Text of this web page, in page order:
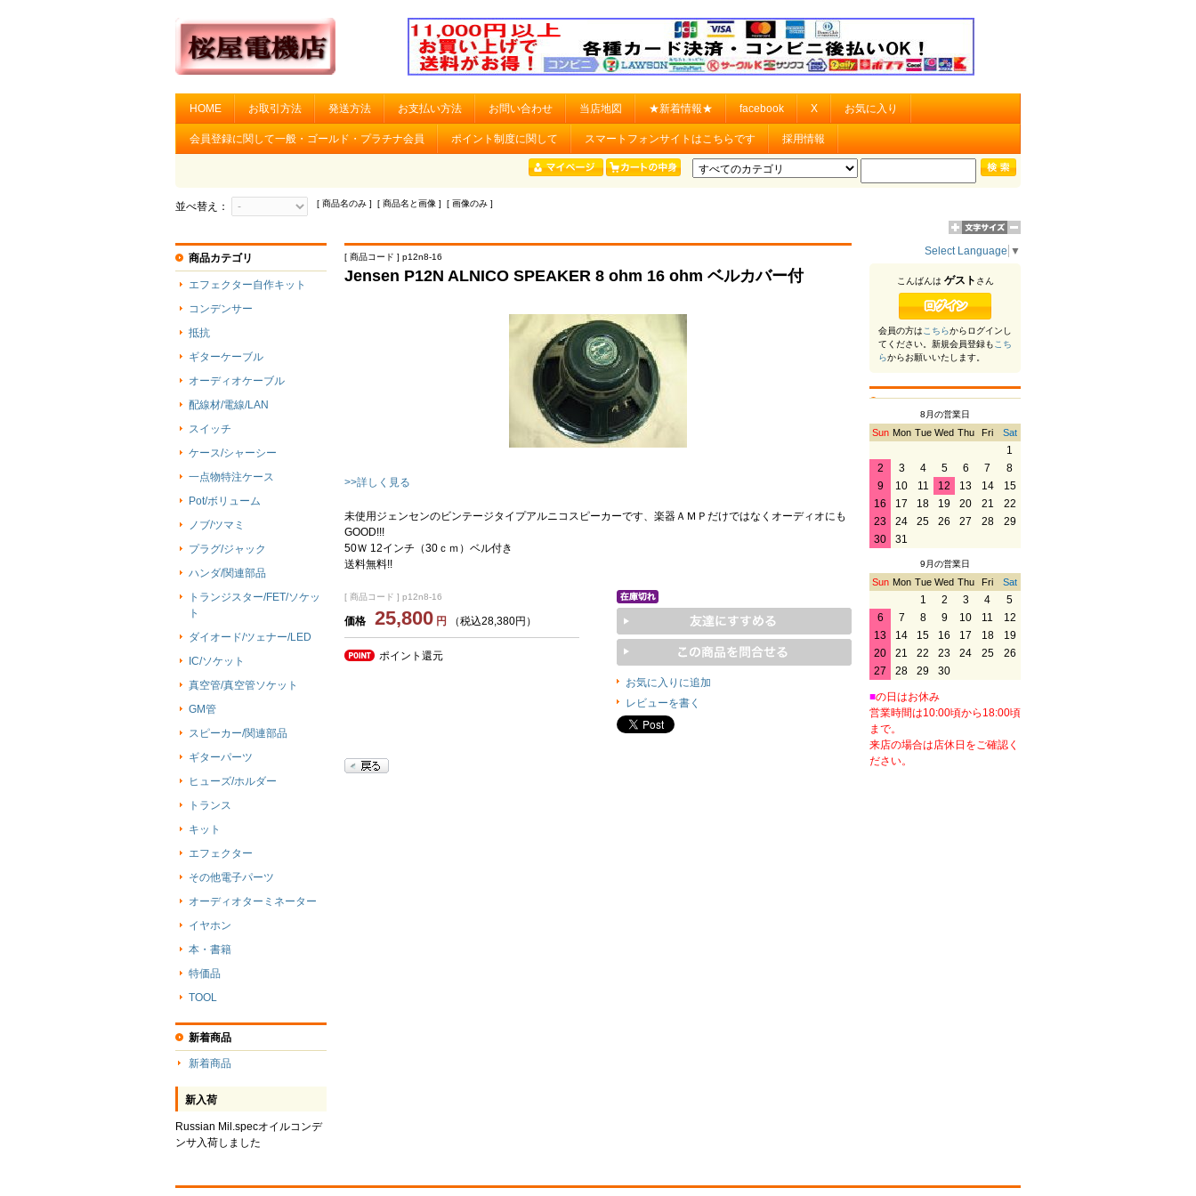
HOME お取引方法 発送方法 お支払い方法 お問い合わせ 当店地図 ★新着情報★ facebook X お気に入り
会員登録に関して一般・ゴールド・プラチナ会員 ポイント制度に関して スマートフォンサイトはこちらです 採用情報
並べ替え： [ 商品名のみ ] [ 商品名と画像 ] [ 画像のみ ]
[ 商品コード ] p12n8-16
Jensen P12N ALNICO SPEAKER 8 ohm 16 ohm ベルカバー付
>>詳しく見る
未使用ジェンセンのビンテージタイプアルニコスピーカーです、楽器ＡＭＰだけではなくオーディオにも
GOOD!!!
50Ｗ 12インチ（30ｃｍ）ベル付き
送料無料!!
[ 商品コード ] p12n8-16
価格 25,800 円 （税込28,380円）
ポイント還元
お気に入りに追加
レビューを書く
商品カテゴリ
エフェクター自作キット
コンデンサー
抵抗
ギターケーブル
オーディオケーブル
配線材/電線/LAN
スイッチ
ケース/シャーシー
一点物特注ケース
Pot/ボリューム
ノブ/ツマミ
プラグ/ジャック
ハンダ/関連部品
トランジスター/FET/ソケッ
ト
ダイオード/ツェナー/LED
IC/ソケット
真空管/真空管ソケット
GM管
スピーカー/関連部品
ギターパーツ
ヒューズ/ホルダー
トランス
キット
エフェクター
その他電子パーツ
オーディオターミネーター
イヤホン
本・書籍
特価品
TOOL
新着商品
新着商品
新入荷
Russian Mil.specオイルコンデ
ンサ入荷しました
Select Language ▼
こんばんは ゲスト さん
会員の方はこちらからログインし
てください。新規会員登録もこち
らからお願いいたします。
8月の営業日
Sun Mon Tue Wed Thu Fri Sat
1
2
3 4 5 6 7
8
9
10 11 12 13 14
15
16
17 18 19 20 21
22
23
24 25 26 27 28
29
30
31
9月の営業日
Sun Mon Tue Wed Thu Fri Sat
1 2 3 4
5
6
7 8 9 10 11
12
13
14 15 16 17 18
19
20
21 22 23 24 25
26
27
28 29 30
■の日はお休み
営業時間は10:00頃から18:00頃
まで。
来店の場合は店休日をご確認く
ださい。